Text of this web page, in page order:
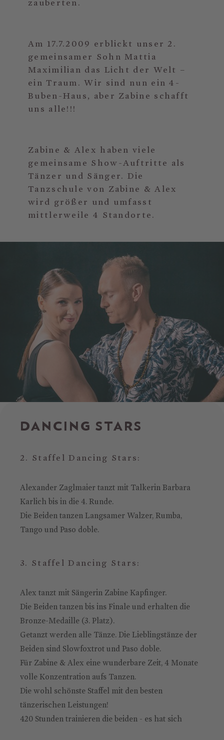
zauberten.
Am 17.7.2009 erblickt unser 2.
gemeinsamer Sohn Mattia
Maximilian das Licht der Welt –
ein Traum. Wir sind nun ein 4-
Buben-Haus, aber Zabine schafft
uns alle!!!
Zabine & Alex haben viele
gemeinsame Show-Auftritte als
Tänzer und Sänger. Die
Tanzschule von Zabine & Alex
wird größer und umfasst
mittlerweile 4 Standorte.
DANCING STARS
2. Staffel Dancing Stars:
Alexander Zaglmaier tanzt mit Talkerin Barbara
Karlich bis in die 4. Runde.
Die Beiden tanzen Langsamer Walzer, Rumba,
Tango und Paso doble.
3. Staffel Dancing Stars:
Alex tanzt mit Sängerin Zabine Kapfinger.
Die Beiden tanzen bis ins Finale und erhalten die
Bronze-Medaille (3. Platz).
Getanzt werden alle Tänze. Die Lieblingstänze der
Beiden sind Slowfoxtrot und Paso doble.
Für Zabine & Alex eine wunderbare Zeit, 4 Monate
volle Konzentration aufs Tanzen.
Die wohl schönste Staffel mit den besten
tänzerischen Leistungen!
420 Stunden trainieren die beiden - es hat sich